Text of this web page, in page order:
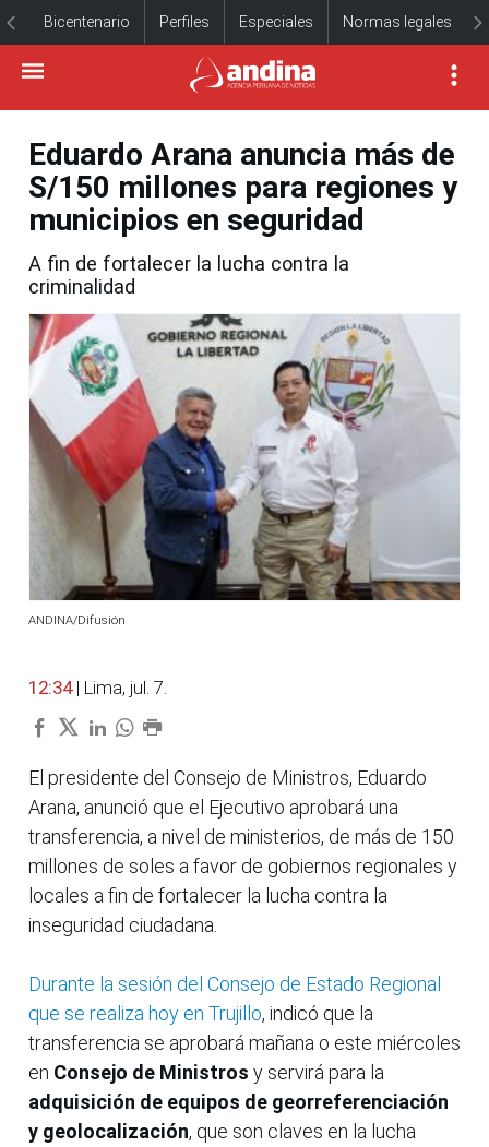
Bicentenario Perfiles Especiales Normas legales
Eduardo Arana anuncia más de
S/150 millones para regiones y
municipios en seguridad
A fin de fortalecer la lucha contra la
criminalidad
ANDINA/Difusión
12:34 | Lima, jul. 7.
El presidente del Consejo de Ministros, Eduardo
Arana, anunció que el Ejecutivo aprobará una
transferencia, a nivel de ministerios, de más de 150
millones de soles a favor de gobiernos regionales y
locales a fin de fortalecer la lucha contra la
inseguridad ciudadana.
Durante la sesión del Consejo de Estado Regional
que se realiza hoy en Trujillo, indicó que la
transferencia se aprobará mañana o este miércoles
en Consejo de Ministros y servirá para la
adquisición de equipos de georreferenciación
y geolocalización, que son claves en la lucha